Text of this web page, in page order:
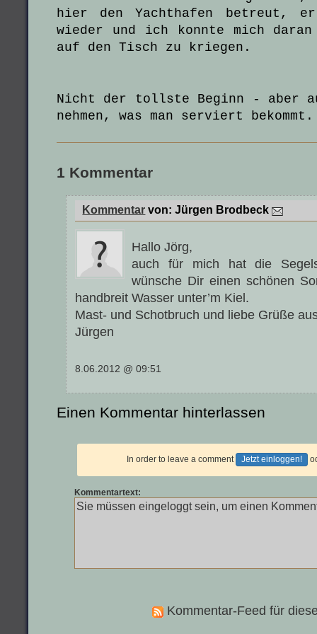
hier den Yachthafen betreut,
wieder und ich konnte mich daran
auf den Tisch zu kriegen.
Nicht der tollste Beginn - aber
nehmen, was man serviert bekommt.
1 Kommentar
Kommentar von:Jürgen Brodbeck
Hallo Jörg,
auch für mich hat die
wünsche Dir einen schönen
handbreit Wasser unter’m Kiel.
Mast- und Schotbruch und liebe Grüße
Jürgen
8.06.2012 @ 09:51
Einen Kommentar hinterlassen
In order to leave a comment Jetzt einloggen!
Kommentartext:
Kommentar-Feed für